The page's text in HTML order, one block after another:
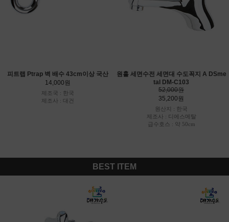
피트랩 Ptrap 벽 배수 43cm이상 국산
14,000원
제조국 : 한국
제조사 : 대건
원홀 세면수전 세면대 수도꼭지 A DSme
tal DM-C103
52,000원
35,200원
원산지 : 한국
제조사 : 디에스메탈
급수호스 : 약 50cm
BEST ITEM